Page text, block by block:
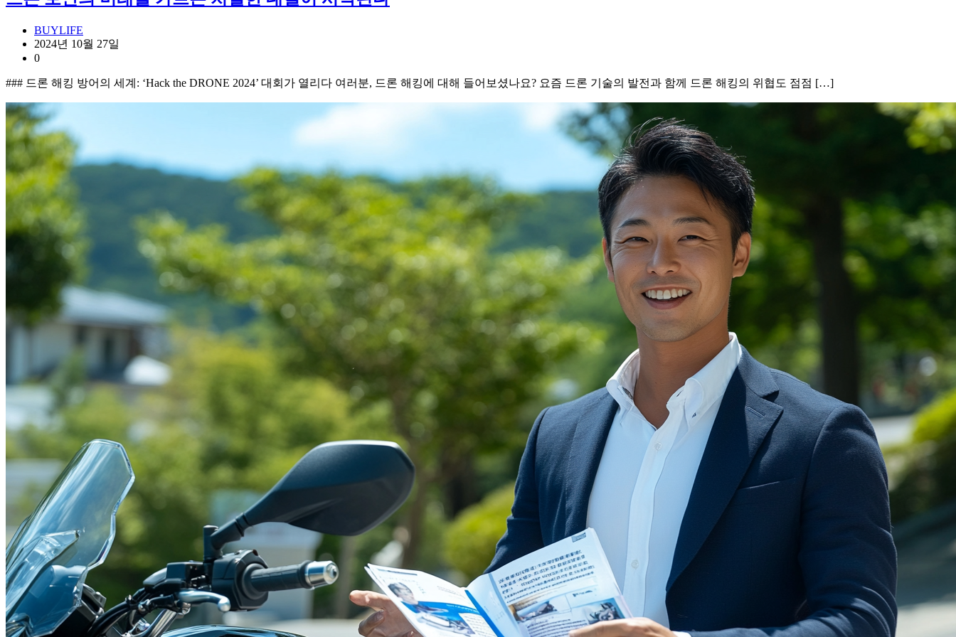
BUYLIFE
2024년 10월 27일
0
### 드론 해킹 방어의 세계: ‘Hack the DRONE 2024’ 대회가 열리다 여러분, 드론 해킹에 대해 들어보셨나요? 요즘 드론 기술의 발전과 함께 드론 해킹의 위협도 점점 […]